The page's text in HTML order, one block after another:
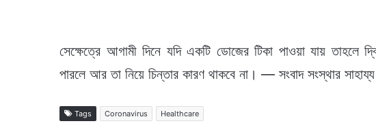
সেক্ষেত্রে আগামী দিনে যদি একটি ডোজের টিকা পাওয়া যায় তাহলে
পারলে আর তা নিয়ে চিন্তার কারণ থাকবে না। — সংবাদ সংস্থার সাহায্য
Tags Coronavirus Healthcare